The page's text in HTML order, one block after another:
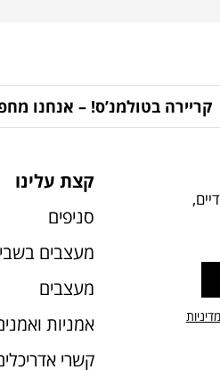
קריירה בטולמנ’ס! – אנחנו
מדיניות
קצת עלינו
סניפים
מעצבים
מעצבים
אמניות
קשרי